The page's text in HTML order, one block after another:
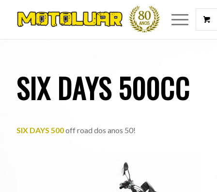
SIX DAYS 500CC
SIX DAYS 500off road dos anos 50!